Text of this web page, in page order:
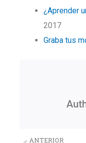
¿Aprender
2017
Graba tus
ANTERIOR